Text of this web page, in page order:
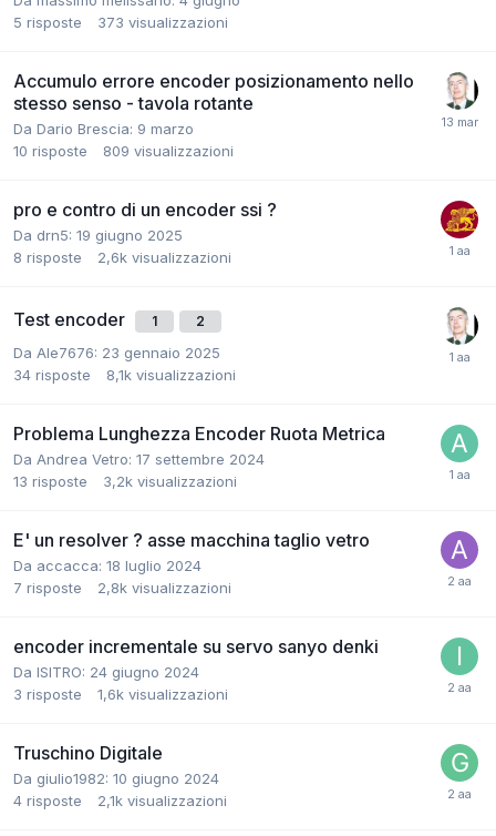
5 risposte 373 visualizzazioni
Accumulo errore encoder posizionamento nello
stesso senso - tavola rotante
Da Dario Brescia: 9 marzo
10 risposte 809 visualizzazioni
pro e contro di un encoder ssi ?
Da drn5: 19 giugno 2025
8 risposte 2,6k visualizzazioni
Test encoder 1 2
Da Ale7676: 23 gennaio 2025
34 risposte 8,1k visualizzazioni
Problema Lunghezza Encoder Ruota Metrica
Da Andrea Vetro: 17 settembre 2024
13 risposte 3,2k visualizzazioni
E' un resolver ? asse macchina taglio vetro
Da accacca: 18 luglio 2024
7 risposte 2,8k visualizzazioni
encoder incrementale su servo sanyo denki
Da ISITRO: 24 giugno 2024
3 risposte 1,6k visualizzazioni
Truschino Digitale
Da giulio1982: 10 giugno 2024
4 risposte 2,1k visualizzazioni